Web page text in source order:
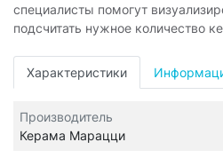
специалисты помогут
подсчитать нужное количество
Характеристики
Производитель
Керама Марацци